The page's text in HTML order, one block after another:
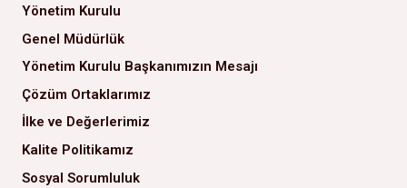
Yönetim Kurulu
Genel Müdürlük
Yönetim Kurulu Başkanımızın Mesajı
Çözüm Ortaklarımız
İlke ve Değerlerimiz
Kalite Politikamız
Sosyal Sorumluluk